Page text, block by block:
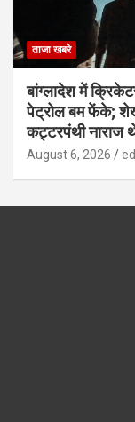
ताजा खबरे
बांग्लादेश में
पेट्रोल बम फेंके;
कट्टरपंथी नाराज
August 6, 2026